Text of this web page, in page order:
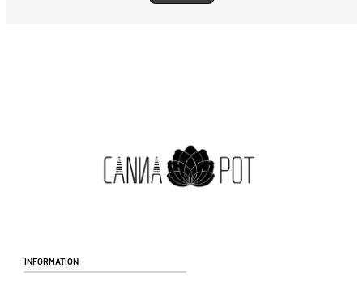
Information